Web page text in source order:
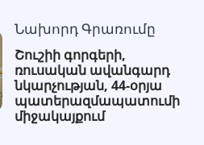
Նախորդ Գրառումը
Շուշիի գորգերի,
ռուսական ավանգարդ
նկարչության, 44-օրյա
պատերազմապատումի
միջակայքում